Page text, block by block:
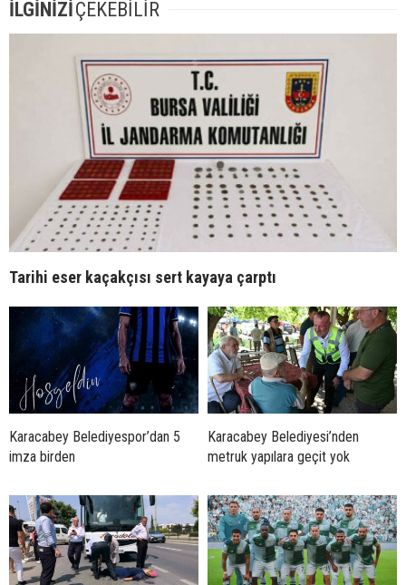
İLGİNİZİÇEKEBİLİR
Tarihi eser kaçakçısı sert kayaya çarptı
Karacabey Belediyespor’dan 5
imza birden
Karacabey Belediyesi’nden
metruk yapılara geçit yok